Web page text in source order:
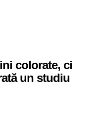
colorate, ci
un studiu